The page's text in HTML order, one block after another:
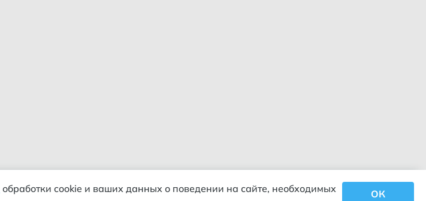
обработки cookie и ваших данных о поведении на сайте, необходимых
ОК